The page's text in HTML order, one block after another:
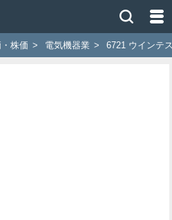
株価 > 電気機器業 > 6721 ウインテ